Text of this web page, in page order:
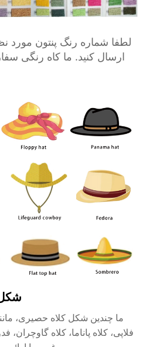
لطفا شماره رنگ پنتون مورد
ارسال کنید. ما کاه رنگی
ما چندین شکل کلاه حصیری، مانند
فلاپی، کلاه پاناما، کلاه گاوچران،